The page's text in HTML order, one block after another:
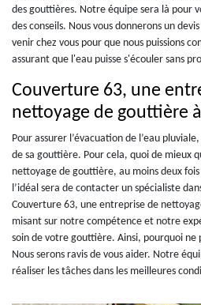
des gouttières. Notre équipe sera là pour
des conseils. Nous vous donnerons un
venir chez vous pour que nous puissions
assurant que l'eau puisse s'écouler sans
Couverture 63, une
nettoyage de gouttière à
Pour assurer l’évacuation de l’eau
de sa gouttière. Pour cela, quoi de mieux
nettoyage de gouttière, au moins deux
l’idéal sera de contacter un spécialiste
Couverture 63, une entreprise de
misant sur notre compétence et notre
soin de votre gouttière. Ainsi, pourquoi ne
Nous serons ravis de vous aider. Notre
réaliser les tâches dans les meilleures